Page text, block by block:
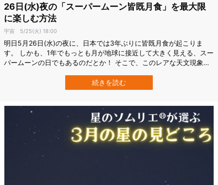
26日(水)夜の「スーパームーン皆既月食」を最大限
に楽しむ方法
宇宙 5/25(火) 18:00
明日5月26日(水)の夜に、日本では3年ぶりに皆既月食が起こりま
す。 しかも、1年でもっとも月が地球に接近して大きく見える、スー
パームーンの日でもあるのだとか！ そこで、このレアな天文現象を
食」のレア度 そもそも、今回の「スーパームーン皆既月食」はどれ
くらい珍しいのでしょうか？ 月食は、太陽と地球と月が一直線に並
続きを読む